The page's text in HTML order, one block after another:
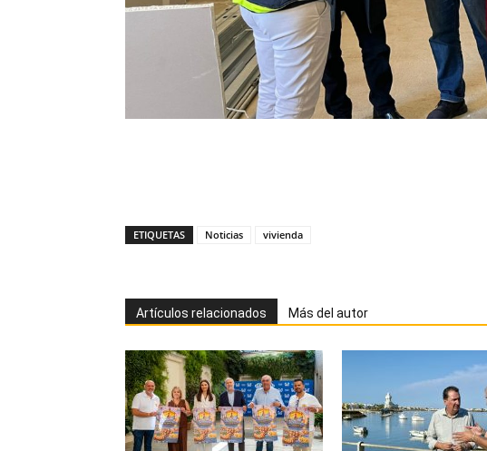
ETIQUETAS Noticias vivienda
Artículos relacionados Más del autor